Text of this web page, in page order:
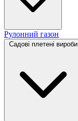
Рулонний газон
Садові плетені вироби